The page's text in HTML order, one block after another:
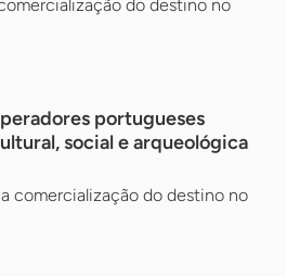
do destino no
portugueses
social e arqueológica
comercialização do destino no